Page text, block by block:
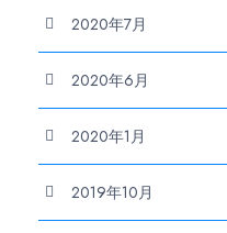
2020年7月
2020年6月
2020年1月
2019年10月